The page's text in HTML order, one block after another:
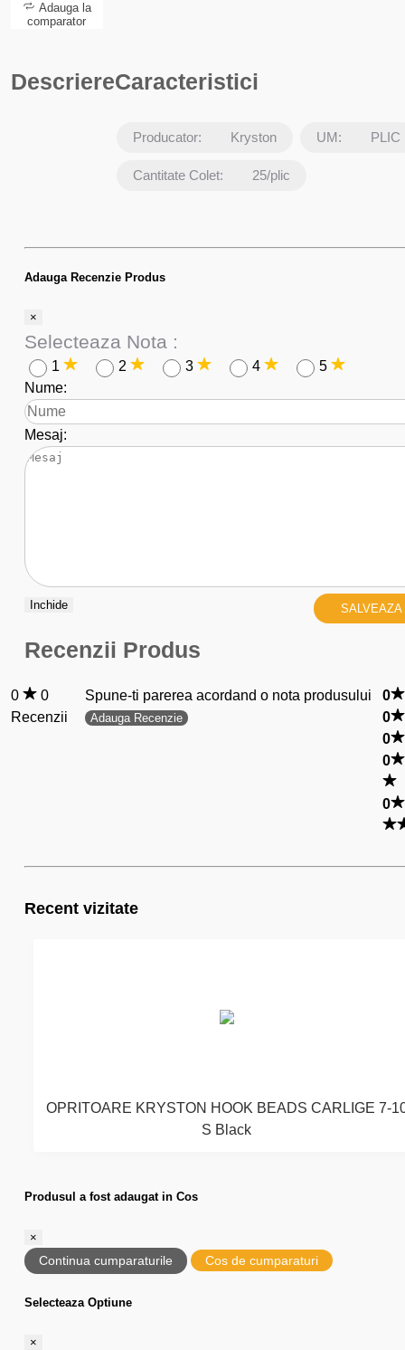
Adauga la
comparator
DescriereCaracteristici
Producator: Kryston UM: PLIC
Cantitate Colet: 25/plic
Adauga Recenzie Produs
×
Selecteaza Nota :
1 2 3 4
5
Nume:
Mesaj:
SALVEAZA
Inchide
Recenzii Produs
0
0
Recenzii
Spune-ti parerea acordand o nota produsului
Adauga Recenzie
0
0
0
0
0
Recent vizitate
OPRITOARE KRYSTON HOOK BEADS CARLIGE 7-
S Black
Produsul a fost adaugat in Cos
×
Continua cumparaturile Cos de cumparaturi
Selecteaza Optiune
×